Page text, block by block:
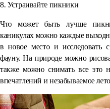
8. Устраивайте пикники
Что может быть лучше
каникулах можно каждые
в новое место и
фауну. На природе можно
также можно снимать все это
впечатлений и незабываемое